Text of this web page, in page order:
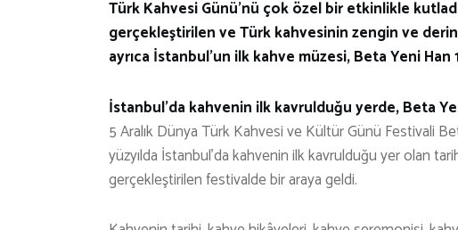
Türk Kahvesi Günü’nü çok özel bir etkinlikle
gerçekleştirilen ve Türk kahvesinin zengin ve
ayrıca İstanbul’un ilk kahve müzesi, Beta Yeni Han
İstanbul’da kahvenin ilk kavrulduğu yerde, Beta
5 Aralık Dünya Türk Kahvesi ve Kültür Günü Festivali
yüzyılda İstanbul’da kahvenin ilk kavrulduğu yer olan
gerçekleştirilen festivalde bir araya geldi.